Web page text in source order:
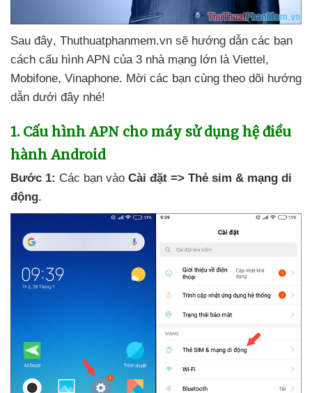
Sau đây, Thuthuatphanmem.vn sẽ hướng dẫn các bạn
cách cấu hình APN của 3 nhà mạng lớn là Viettel ,
Mobifone, Vinaphone. Mời các bạn cùng theo dõi hướng
dẫn dưới đây nhé!
1. Cấu hình APN cho máy sử dụng hệ điều
hành Android
Bước 1: Các bạn vào Cài đặt => Thẻ sim & mạng di
động.